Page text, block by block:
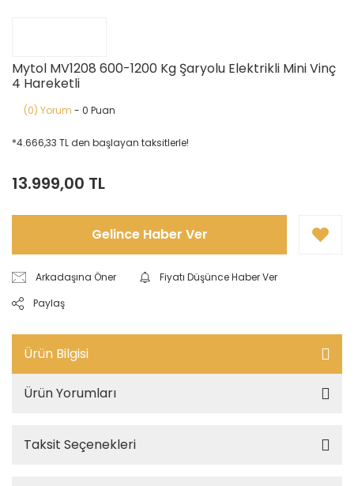
Mytol MV1208 600-1200 Kg Şaryolu Elektrikli Mini Vinç
4 Hareketli
(0) Yorum - 0 Puan
*4.666,33 TL den başlayan taksitlerle!
13.999,00 TL
Gelince Haber Ver
Arkadaşına Öner
Fiyatı Düşünce Haber Ver
Paylaş
Ürün Bilgisi
Ürün Yorumları
Taksit Seçenekleri